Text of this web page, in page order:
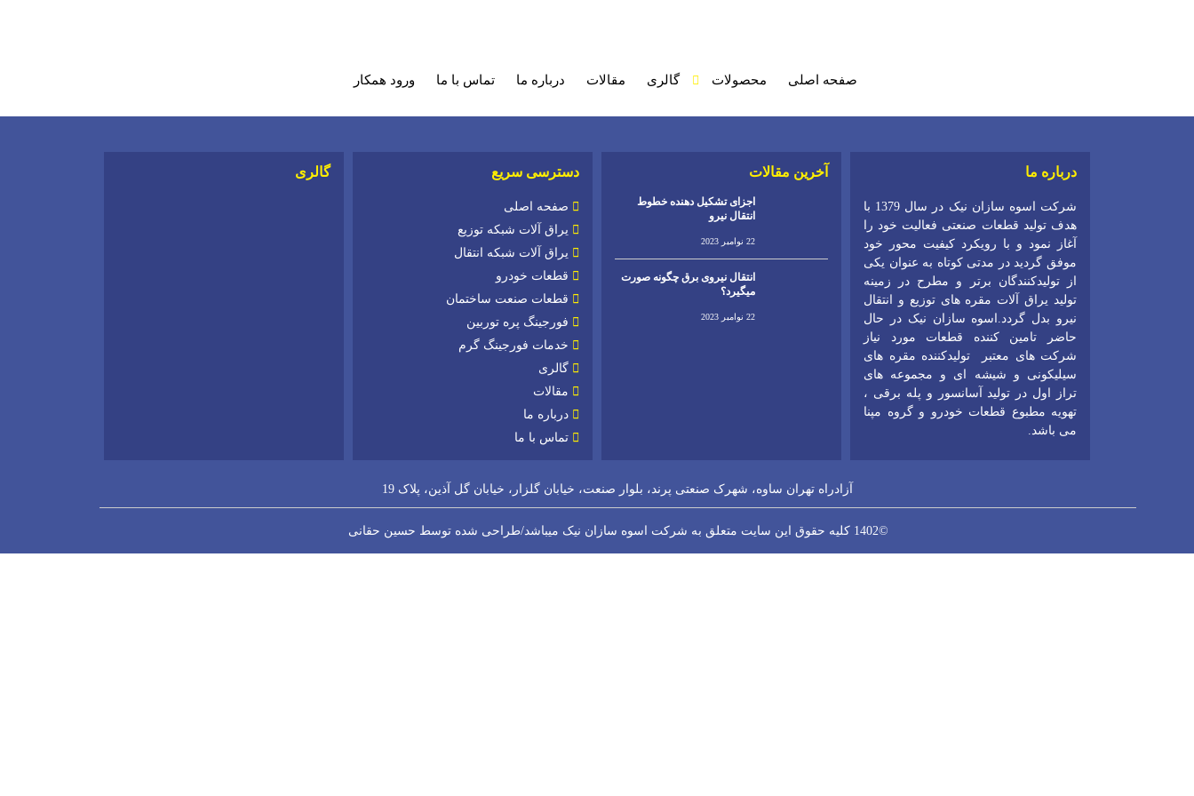
صفحه اصلی محصولات گالری مقالات درباره ما تماس با ما ورود همکار
درباره ما
شرکت اسوه سازان نیک در سال 1379 با
هدف تولید قطعات صنعتی فعالیت خود را
آغاز نمود و با رویکرد کیفیت محور خود
موفق گردید در مدتی کوتاه به عنوان یکی
از تولیدکنندگان برتر و مطرح در زمینه
تولید یراق آلات مقره های توزیع و انتقال
نیرو بدل گردد.اسوه سازان نیک در حال
حاضر تامین کننده قطعات مورد نیاز
شرکت های معتبر تولیدکننده مقره های
سیلیکونی و شیشه ای و مجموعه های
تراز اول در تولید آسانسور و پله برقی ،
تهویه مطبوع قطعات خودرو و گروه مپنا
می باشد.
آخرین مقالات
اجزای تشکیل دهنده خطوط
انتقال نیرو
22 نوامبر 2023
انتقال نیروی برق چگونه صورت
میگیرد؟
22 نوامبر 2023
دسترسی سریع
صفحه اصلی
یراق آلات شبکه توزیع
یراق آلات شبکه انتقال
قطعات خودرو
قطعات صنعت ساختمان
فورجینگ پره توربین
خدمات فورجینگ گرم
گالری
مقالات
درباره ما
تماس با ما
گالری
آزادراه تهران ساوه، شهرک صنعتی پرند، بلوار صنعت، خیابان گلزار، خیابان گل آذین، پلاک 19
©1402 کلیه حقوق این سایت متعلق به شرکت اسوه سازان نیک میباشد/طراحی شده توسط حسین حقانی